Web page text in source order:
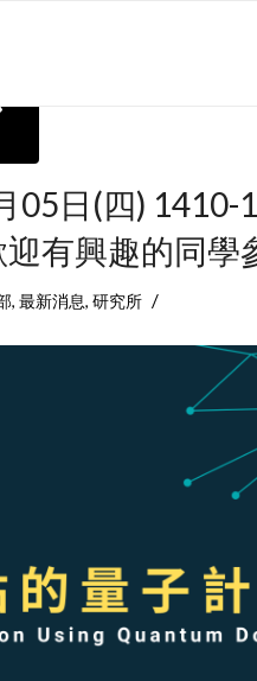
05日(四) 1410-
有興趣的同學
, 最新消息, 研究所 /